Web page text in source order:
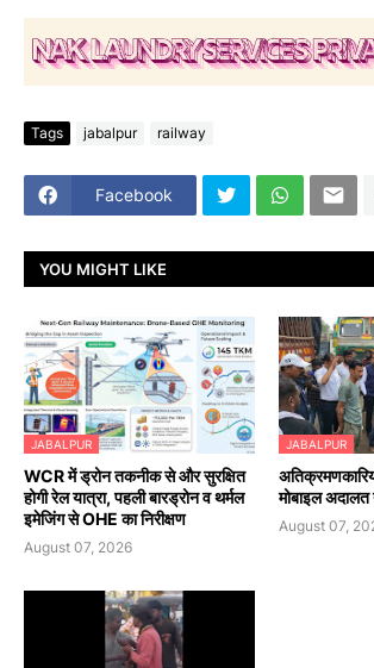
Tags jabalpur railway
Facebook
YOU MIGHT LIKE
JABALPUR
WCR में ड्रोन तकनीक से और सुरक्षित
होगी रेल यात्रा, पहली बारड्रोन व थर्मल
इमेजिंग से OHE का निरीक्षण
August 07, 2026
JABALPUR
मोबाइल अदालत
August 07,